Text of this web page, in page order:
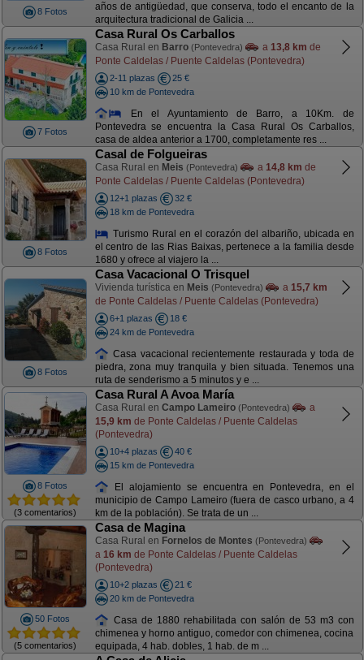
8 Fotos
años de antigüedad, que conserva, todo el encanto de la
arquitectura tradicional de Galicia ...
7 Fotos
Casa Rural Os Carballos
Casa Rural en Barro (Pontevedra) a 13,8 km de
Ponte Caldelas / Puente Caldelas (Pontevedra)
2-11 plazas
25 €
10 km de Pontevedra
En el Ayuntamiento de Barro, a 10Km. de
Pontevedra se encuentra la Casa Rural Os Carballos,
casa de aldea anterior a 1700, completamente res ...
8 Fotos
Casal de Folgueiras
Casa Rural en Meis (Pontevedra) a 14,8 km de
Ponte Caldelas / Puente Caldelas (Pontevedra)
12+1 plazas
32 €
18 km de Pontevedra
Turismo Rural en el corazón del albariño, ubicada en
el centro de las Rias Baixas, pertenece a la familia desde
1680 y ofrece al viajero la ...
8 Fotos
Casa Vacacional O Trisquel
Vivienda turística en Meis (Pontevedra) a 15,7 km
de Ponte Caldelas / Puente Caldelas (Pontevedra)
6+1 plazas
18 €
24 km de Pontevedra
Casa vacacional recientemente restaurada y toda de
piedra, zona muy tranquila y bien situada. Tenemos una
ruta de senderismo a 5 minutos y e ...
8 Fotos
(3 comentarios)
Casa Rural A Avoa María
Casa Rural en Campo Lameiro (Pontevedra)
a
15,9 km de Ponte Caldelas / Puente Caldelas
(Pontevedra)
10+4 plazas
40 €
15 km de Pontevedra
El alojamiento se encuentra en Pontevedra, en el
municipio de Campo Lameiro (fuera de casco urbano, a 4
km de la población). Se trata de un ...
50 Fotos
(5 comentarios)
Casa de Magina
Casa Rural en Fornelos de Montes (Pontevedra)
a 16 km de Ponte Caldelas / Puente Caldelas
(Pontevedra)
10+2 plazas
21 €
20 km de Pontevedra
Casa de 1880 rehabilitada con salón de 53 m3 con
chimenea y horno antiguo, comedor con chimenea, cocina
equipada, 4 hab. dobles, 1 hab. de m ...